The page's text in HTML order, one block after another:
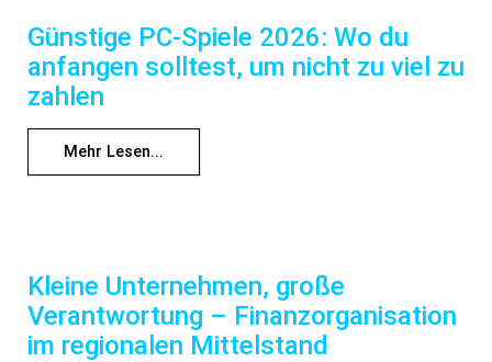
Günstige PC-Spiele 2026: Wo du
anfangen solltest, um nicht zu viel zu
zahlen
Mehr Lesen...
Kleine Unternehmen, große
Verantwortung – Finanzorganisation
im regionalen Mittelstand